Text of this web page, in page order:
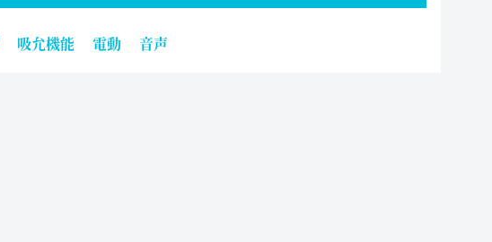
吸允機能 電動 音声